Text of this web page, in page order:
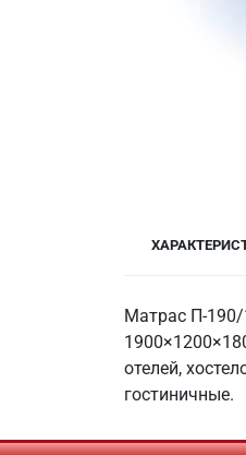
Матрас П-
отелей,
гостиничные.